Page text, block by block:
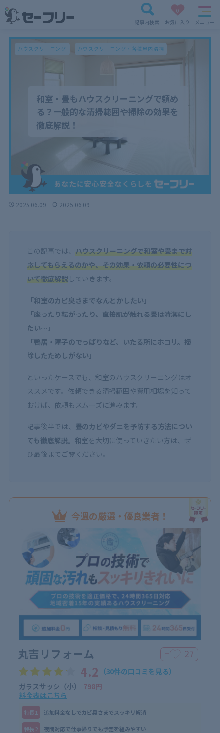
記事内検索
0
お気に入り
メニュー
和室・畳もハウスクリーニングで頼め
る？一般的な清掃範囲や掃除の効果を
徹底解説！
ハウスクリーニング ハウスクリーニング・各種屋内清掃
2025.06.09 2025.06.09
この記事では、 ハウスクリーニングで和室や畳まで対
応してもらえるのかや、その効果・依頼の必要性につ
いて徹底解説していきます。
「和室のカビ臭さまでなんとかしたい」
「座ったり転がったり、直接肌が触れる畳は清潔にし
たい…」
「鴨居・障子のでっぱりなど、いたる所にホコリ。掃
除したためしがない」
といったケースでも、和室のハウスクリーニングはオ
ススメです。依頼できる清掃範囲や費用相場を知って
おけば、依頼もスムーズに進みます。
記事後半では、 畳のカビやダニを予防する方法につい
ても徹底解説。 和室を大切に使っていきたい方は、ぜ
ひ最後までご覧ください。
今週の厳選・優良業者！
丸吉リフォーム ＋ 27
4.2 （30件の口コミを見る）
ガラスサッシ（小）
798円
料金表はこちら
特⻑1 追加料金なしでカビ臭さまでスッキリ解消
特⻑2 夜間対応で仕事帰りでも予定を組みやすい